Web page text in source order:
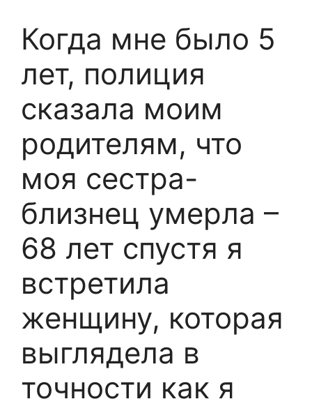
Когда мне было 5
лет, полиция
сказала моим
родителям, что
моя сестра-
близнец умерла –
68 лет спустя я
встретила
женщину, которая
выглядела в
точности как я